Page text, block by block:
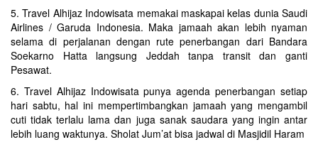
5. Travel Alhijaz Indowisata memakai maskapai kelas dunia Saudi
Airlines / Garuda Indonesia. Maka jamaah akan lebih nyaman
selama di perjalanan dengan rute penerbangan dari Bandara
Soekarno Hatta langsung Jeddah tanpa transit dan ganti
Pesawat.
6. Travel Alhijaz Indowisata punya agenda penerbangan setiap
hari sabtu, hal ini mempertimbangkan jamaah yang mengambil
cuti tidak terlalu lama dan juga sanak saudara yang ingin antar
lebih luang waktunya. Sholat Jum’at bisa jadwal di Masjidil Haram